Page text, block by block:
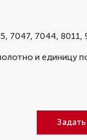
7047, 7044, 8011,
и единицу